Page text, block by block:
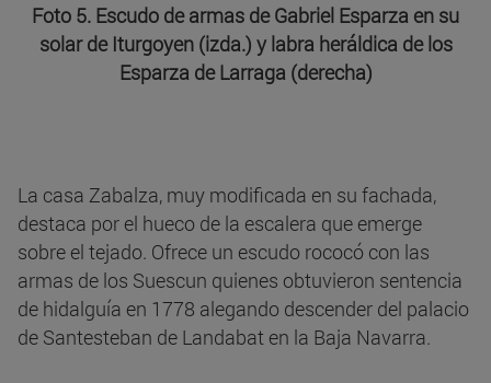
Foto 5. Escudo de armas de Gabriel Esparza en su
solar de Iturgoyen (izda.) y labra heráldica de los
Esparza de Larraga (derecha)
La casa Zabalza, muy modificada en su fachada,
destaca por el hueco de la escalera que emerge
sobre el tejado. Ofrece un escudo rococó con las
armas de los Suescun quienes obtuvieron sentencia
de hidalguía en 1778 alegando descender del palacio
de Santesteban de Landabat en la Baja Navarra.